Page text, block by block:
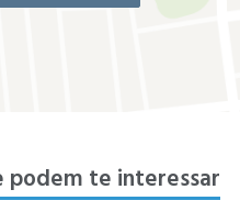
podem te interessar